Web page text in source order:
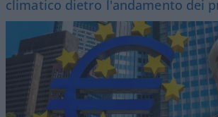
climatico dietro l'andamento dei